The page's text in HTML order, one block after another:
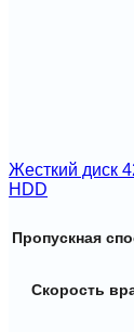
Жесткий диск
HDD
Пропускная
Скорость